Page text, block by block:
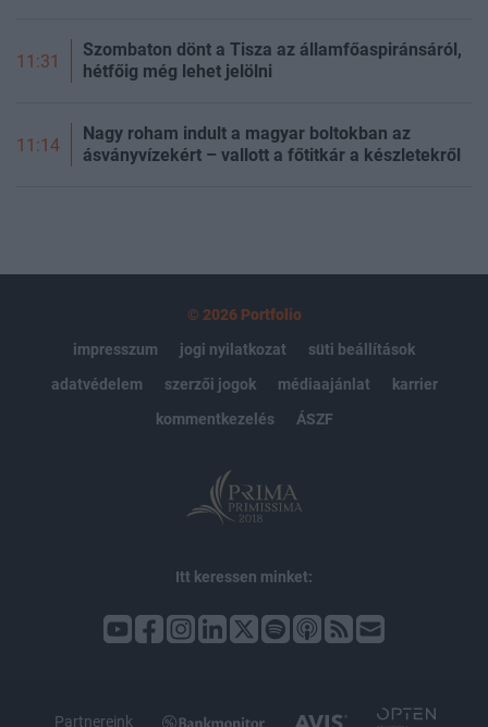
11:31
Szombaton dönt a Tisza az államfőaspiránsáról,
hétfőig még lehet jelölni
11:14
Nagy roham indult a magyar boltokban az
ásványvízekért – vallott a főtitkár a készletekről
© 2026 Portfolio
impresszum
jogi nyilatkozat
süti beállítások
adatvédelem
szerzői jogok médiaajánlat
karrier
kommentkezelés
ÁSZF
Itt keressen minket:
Partnereink